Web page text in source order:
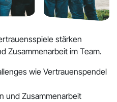
stärken
Zusammenarbeit im Team.
wie Vertrauenspendel
und Zusammenarbeit